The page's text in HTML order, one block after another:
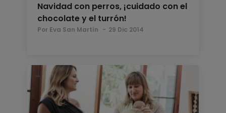
Navidad con perros, ¡cuidado con el
chocolate y el turrón!
Por Eva San Martín 29 Dic 2014